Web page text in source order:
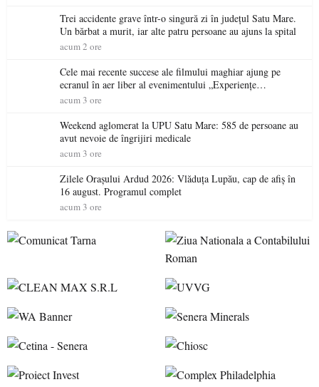
Trei accidente grave într-o singură zi în județul Satu Mare.
Un bărbat a murit, iar alte patru persoane au ajuns la spital
acum 2 ore
Cele mai recente succese ale filmului maghiar ajung pe
ecranul în aer liber al evenimentului „Experiențe
cinematografice Partium”
acum 3 ore
Weekend aglomerat la UPU Satu Mare: 585 de persoane au
avut nevoie de îngrijiri medicale
acum 3 ore
Zilele Orașului Ardud 2026: Vlăduța Lupău, cap de afiș în
16 august. Programul complet
acum 3 ore